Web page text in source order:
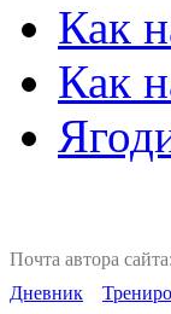
Как
Как
Почта автора
Дневник